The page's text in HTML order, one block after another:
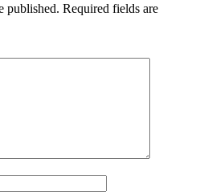
published. Required fields are